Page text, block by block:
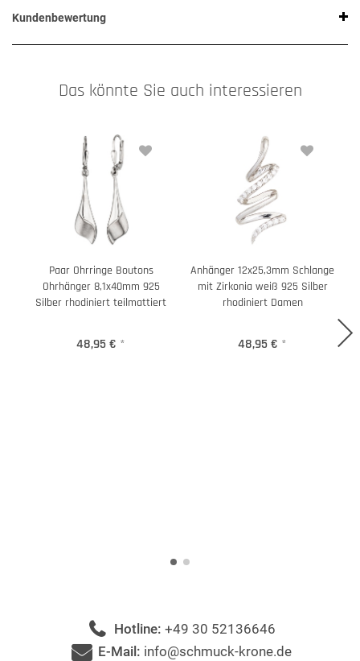
Kundenbewertung
Das könnte Sie auch interessieren
Paar Ohrringe Boutons
Ohrhänger 8,1x40mm 925
Silber rhodiniert teilmattiert
48,95 € *
Anhänger 12x25,3mm Schlange
mit Zirkonia weiß 925 Silber
rhodiniert Damen
48,95 € *
Hotline: +49 30 52136646
E-Mail: info@schmuck-krone.de